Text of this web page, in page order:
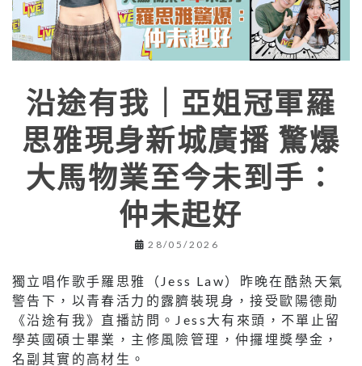
沿途有我｜亞姐冠軍羅
思雅現身新城廣播 驚爆
大馬物業至今未到手：
仲未起好
28/05/2026
獨立唱作歌手羅思雅（Jess Law）昨晚在酷熱天氣
警告下，以青春活力的露臍裝現身，接受歐陽德勛
《沿途有我》直播訪問。Jess大有來頭，不單止留
學英國碩士畢業，主修風險管理，仲攞埋獎學金，
名副其實的高材生。